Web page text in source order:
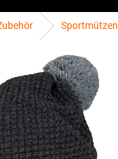
Sportmützen